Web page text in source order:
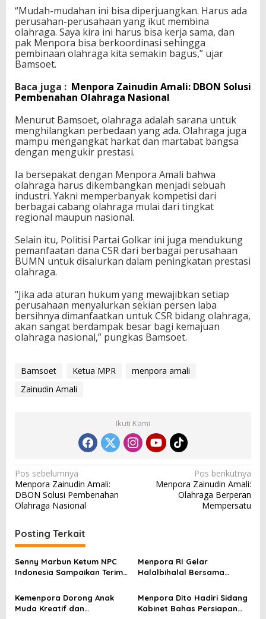
a
M
e
r
e
t
“Mudah-mudahan ini bisa diperjuangkan. Harus ada
perusahan-perusahaan yang ikut membina
olahraga. Saya kira ini harus bisa kerja sama, dan
pak Menpora bisa berkoordinasi sehingga
pembinaan olahraga kita semakin bagus,” ujar
Bamsoet.
Baca juga : Menpora Zainudin Amali: DBON Solusi
Pembenahan Olahraga Nasional
Menurut Bamsoet, olahraga adalah sarana untuk
menghilangkan perbedaan yang ada. Olahraga juga
mampu mengangkat harkat dan martabat bangsa
dengan mengukir prestasi.
Ia bersepakat dengan Menpora Amali bahwa
olahraga harus dikembangkan menjadi sebuah
industri. Yakni memperbanyak kompetisi dari
berbagai cabang olahraga mulai dari tingkat
regional maupun nasional.
Selain itu, Politisi Partai Golkar ini juga mendukung
pemanfaatan dana CSR dari berbagai perusahaan
BUMN untuk disalurkan dalam peningkatan prestasi
olahraga.
“Jika ada aturan hukum yang mewajibkan setiap
perusahaan menyalurkan sekian persen laba
bersihnya dimanfaatkan untuk CSR bidang olahraga,
akan sangat berdampak besar bagi kemajuan
olahraga nasional,” pungkas Bamsoet.
Bamsoet Ketua MPR
menpora amali
Zainudin Amali
Ikuti Kami
N
a
v
i
g
a
s
i
p
Pos sebelumnya
Menpora Zainudin Amali:
DBON Solusi Pembenahan
Olahraga Nasional
Pos berikutnya
Menpora Zainudin Amali:
Olahraga Berperan
Mempersatu
Posting Terkait
Senny Marbun Ketum NPC
Indonesia Sampaikan Terima
Atas Dukungan Penuhnya
Menpora RI Gelar
Halalbihalal Bersama
Kemenpora Dorong Anak
Muda Kreatif dan
Menpora Dito Hadiri Sidang
Kabinet Bahas Persiapan